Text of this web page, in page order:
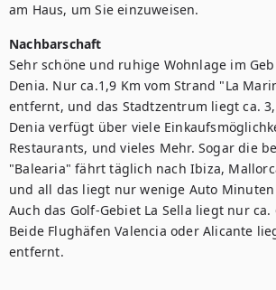
Nachbarschaft
Sehr schöne und ruhige Wohnlage im
Denia. Nur ca.1,9 Km vom Strand "La
entfernt, und das Stadtzentrum liegt ca.
Denia verfügt über viele
Restaurants, und vieles Mehr. Sogar die
"Balearia" fährt täglich nach Ibiza,
und all das liegt nur wenige Auto
Auch das Golf-Gebiet La Sella liegt nur
Beide Flughäfen Valencia oder Alicante
entfernt.